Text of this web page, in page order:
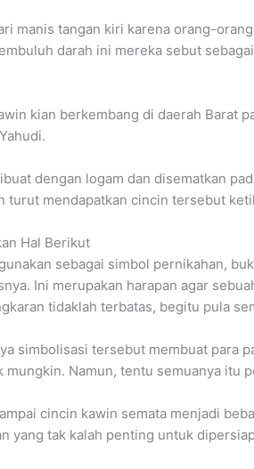
manis tangan kiri karena orang-
darah ini mereka sebut sebagai
kian berkembang di daerah Barat
dengan logam dan disematkan
turut mendapatkan cincin tersebut
Hal Berikut
sebagai simbol pernikahan,
Ini merupakan harapan agar
tidaklah terbatas, begitu pula
simbolisasi tersebut membuat para
mungkin. Namun, tentu semuanya itu
cincin kawin semata menjadi
yang tak kalah penting untuk